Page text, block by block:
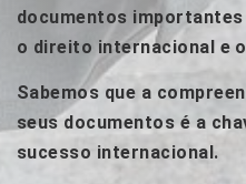
documentos
o direito internacional e
Sabemos que a
seus documentos é a
sucesso internacional.